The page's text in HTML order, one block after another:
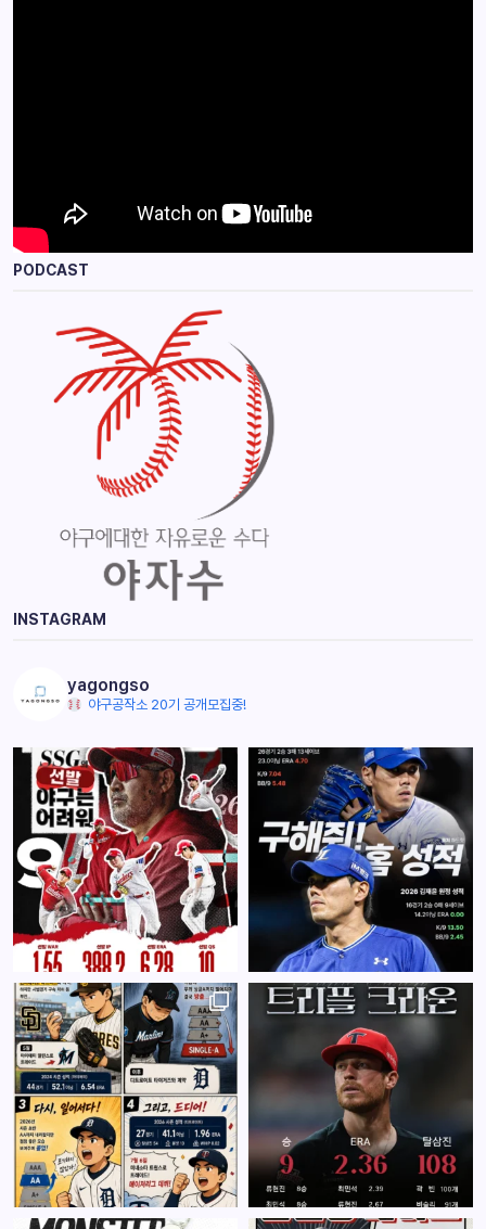
PODCAST
INSTAGRAM
yagongso
야구공작소 20기 공개모집중!